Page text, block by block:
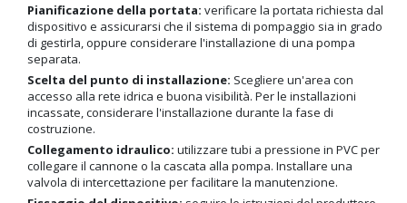
Pianificazione della portata: verificare la portata richiesta dal
dispositivo e assicurarsi che il sistema di pompaggio sia in grado
di gestirla, oppure considerare l'installazione di una pompa
separata.
Scelta del punto di installazione: Scegliere un'area con
accesso alla rete idrica e buona visibilità. Per le installazioni
incassate, considerare l'installazione durante la fase di
costruzione.
Collegamento idraulico: utilizzare tubi a pressione in PVC per
collegare il cannone o la cascata alla pompa. Installare una
valvola di intercettazione per facilitare la manutenzione.